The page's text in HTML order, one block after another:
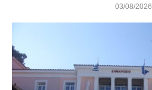
03/08/2026